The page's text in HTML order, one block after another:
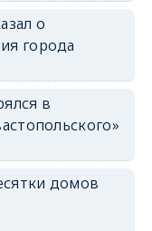
о
города
в
домов